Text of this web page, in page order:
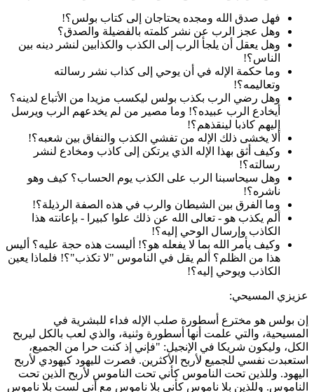
فهل صدق الله ومجده يحتاجان إلى كتاب بولس؟!
وهل عجز الرب عن نشر كلمته بالفضيلة والصدق؟
وهل يعقل أن يلجأ الرب إلى الكذب والكذابين لنشر دينه بين
الناس؟!
وما حكمة الإله في أن يوحي إلى كذاب نشر رسالته
وتعاليمه؟!
وهل رضي الرب بكذب بولس ليكسب مزيدا من الأتباع لدينه؟
أيخادع الرب عبيده؟! وما مصير من لم يخدعهم الرب ويرسل
إليهم كاذبا لينقذهم؟!
ألا يخشى ذلك الإله من تفشي الكذب والنفاق بين شعبه؟!
وكيف أثق بهذا الإله الذي يرتكن إلى كاذب ومخادع لنشر
رسالته؟!
وهل سيحاسبنا الرب على الكذب يوم الحساب؟ كيف وهو
ناشره؟!
وما الفرق بين الشيطان والرب في هذه الصفة الرذيلة؟!
ألم يكذب هو - تعالى الله عن ذلك علوا كبيرا - بإعانته هذا
الكاذب وإرسال الوحي إليه؟!
وكيف يأمر الله بما لا يفعله هو؟! أليست هذه حجة عليه؟ أليس
هذا من الظلم؟ ألم يقل في الناموس "لا تكذب"؟! فلماذا يعين
الكاذب ويوحي إليه؟!
المسيحي:
بولس هو مخترع أسطورة صلب الإله فداء للبشرية في
والتي علمت أنها أسطورة وثنية، والذي لعب بالكل ليربح
وليكون شريكا في الإنجيل: "فإني إذ كنت حرا من الجميع،
نفسي للجميع لأربح الأكثرين. فصرت لليهود كيهودي لأربح
وللذين تحت الناموس كأني تحت الناموس لأربح الذين تحت
وللذين بلا ناموس كأني بلا ناموس مع أني لست بلا ناموس